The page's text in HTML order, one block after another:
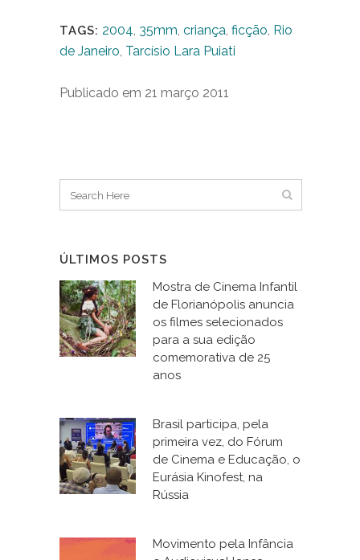
TAGS: 2004, 35mm, criança, ficção, Rio
de Janeiro, Tarcísio Lara Puiati
Publicado em 21 março 2011
ÚLTIMOS POSTS
Mostra de Cinema Infantil
de Florianópolis anuncia
os filmes selecionados
para a sua edição
comemorativa de 25
anos
Brasil participa, pela
primeira vez, do Fórum
de Cinema e Educação, o
Eurásia Kinofest, na
Rússia
Movimento pela Infância